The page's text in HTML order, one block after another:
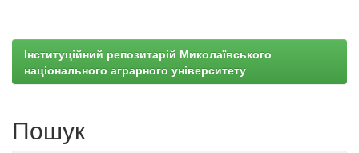
Інституційний репозитарій Миколаївського
національного аграрного університету
Пошук